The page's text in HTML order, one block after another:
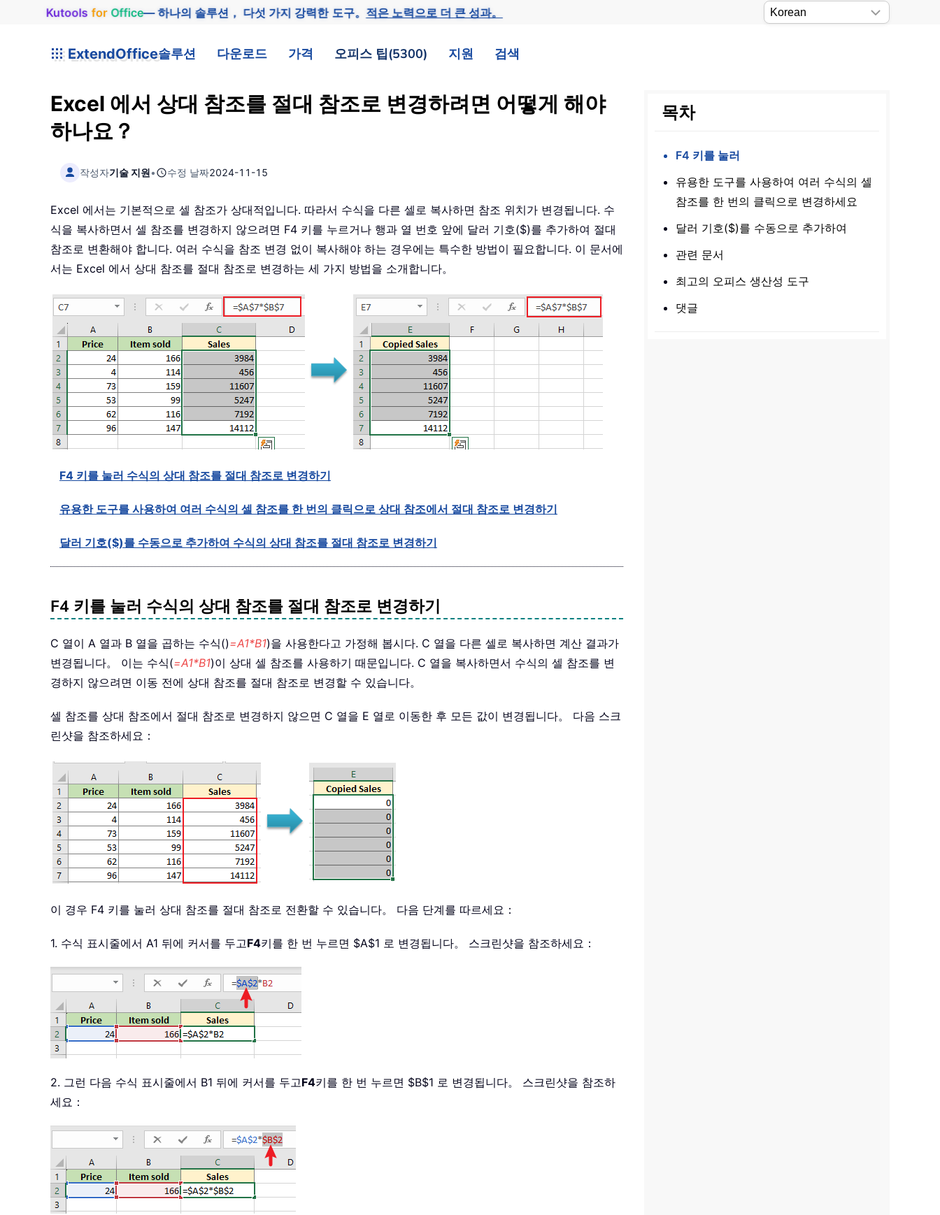
Kutools for Office— 하나의 솔루션， 다섯 가지 강력한 도구。적은 노력으로 더 큰 성과。
ExtendOffice솔루션 다운로드 가격 오피스 팁(5300) 지원 검색
Excel 에서 상대 참조를 절대 참조로 변경하려면 어떻게 해야
하나요？
작성자기술 지원• 수정 날짜2024-11-15
Excel 에서는 기본적으로 셀 참조가 상대적입니다. 따라서 수식을 다른 셀로 복사하면 참조 위치가 변경됩니다. 수
식을 복사하면서 셀 참조를 변경하지 않으려면 F4 키를 누르거나 행과 열 번호 앞에 달러 기호($)를 추가하여 절대
참조로 변환해야 합니다. 여러 수식을 참조 변경 없이 복사해야 하는 경우에는 특수한 방법이 필요합니다. 이 문서에
서는 Excel 에서 상대 참조를 절대 참조로 변경하는 세 가지 방법을 소개합니다。
F4 키를 눌러 수식의 상대 참조를 절대 참조로 변경하기
유용한 도구를 사용하여 여러 수식의 셀 참조를 한 번의 클릭으로 상대 참조에서 절대 참조로 변경하기
달러 기호($)를 수동으로 추가하여 수식의 상대 참조를 절대 참조로 변경하기
F4 키를 눌러 수식의 상대 참조를 절대 참조로 변경하기
C 열이 A 열과 B 열을 곱하는 수식()=A1*B1)을 사용한다고 가정해 봅시다. C 열을 다른 셀로 복사하면 계산 결과가
변경됩니다。 이는 수식(=A1*B1)이 상대 셀 참조를 사용하기 때문입니다. C 열을 복사하면서 수식의 셀 참조를 변
경하지 않으려면 이동 전에 상대 참조를 절대 참조로 변경할 수 있습니다。
셀 참조를 상대 참조에서 절대 참조로 변경하지 않으면 C 열을 E 열로 이동한 후 모든 값이 변경됩니다。 다음 스크
린샷을 참조하세요：
이 경우 F4 키를 눌러 상대 참조를 절대 참조로 전환할 수 있습니다。 다음 단계를 따르세요：
1. 수식 표시줄에서 A1 뒤에 커서를 두고F4키를 한 번 누르면 $A$1 로 변경됩니다。 스크린샷을 참조하세요：
2. 그런 다음 수식 표시줄에서 B1 뒤에 커서를 두고F4키를 한 번 누르면 $B$1 로 변경됩니다。 스크린샷을 참조하
세요：
목차
F4 키를 눌러
유용한 도구를 사용하여 여러 수식의 셀
참조를 한 번의 클릭으로 변경하세요
달러 기호($)를 수동으로 추가하여
관련 문서
최고의 오피스 생산성 도구
댓글